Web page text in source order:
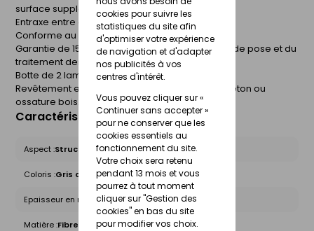
cookies pour suivre les
statistiques du site afin
d'optimiser votre expérience
de navigation et d'adapter
nos publicités à vos
centres d'intérêt.
Vous pouvez cliquer sur «
Continuer sans accepter »
pour ne conserver que les
cookies essentiels au
fonctionnement du site.
Votre choix sera retenu
pendant 13 mois et vous
pourrez à tout moment
cliquer sur "Gestion des
cookies" en bas du site
pour modifier vos choix.
surface supplémentaire.
Entraxe entre appuis : 60 cm.
Conforme au DTU 41,2.
Garantie de 15 ans sous réserve des conditions de pose et du
traitement des champs.
Botte de 2 lames.
Revêtement extérieur sur parois maçonnées, béton ou
ossature bois.
Caractéristiques du produit
Aspect :Structuré
Coloris :Gris anthracite
Epaisseur en mm : 8
Matière :Fibre ciment